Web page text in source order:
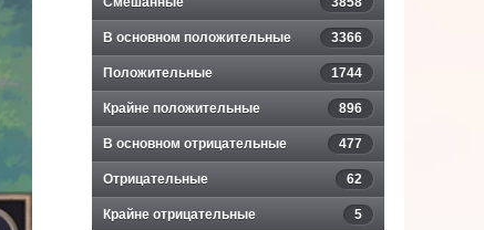
В основном положительные 3366
Положительные 1744
Крайне положительные 896
В основном отрицательные 477
Отрицательные 62
Крайне отрицательные 5